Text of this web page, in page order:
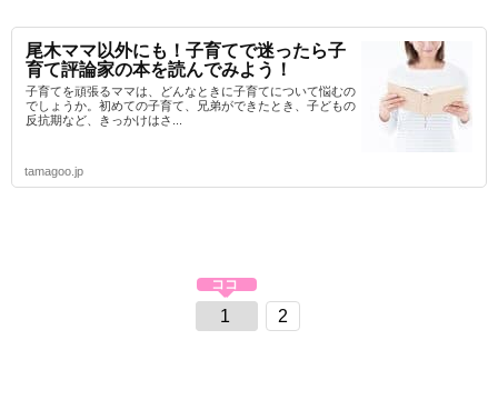
尾木ママ以外にも！子育てで迷ったら子
育て評論家の本を読んでみよう！
子育てを頑張るママは、どんなときに子育てについて悩むの
でしょうか。初めての子育て、兄弟ができたとき、子どもの
反抗期など、きっかけはさ...
tamagoo.jp
1 2